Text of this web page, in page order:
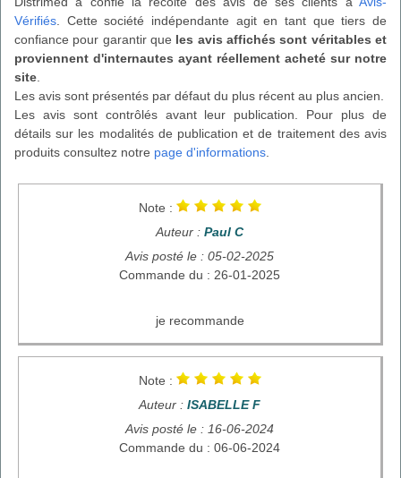
Vérifiés . Cette société indépendante agit en tant que tiers de
confiance pour garantir que les avis affichés sont véritables et
proviennent d'internautes ayant réellement acheté sur notre
site
Les avis sont présentés par défaut du plus récent au plus ancien.
Les avis sont contrôlés avant leur publication. Pour plus de
détails sur les modalités de publication et de traitement des avis
produits consultez notre page d'informations
Note :
Auteur : Paul C
Avis posté le : 05-02-2025
Commande du : 26-01-2025
je recommande
Note :
Auteur : ISABELLE F
Avis posté le : 16-06-2024
Commande du : 06-06-2024